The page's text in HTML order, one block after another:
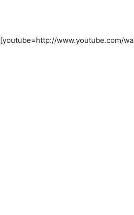
[youtube=http://www.youtube.com/